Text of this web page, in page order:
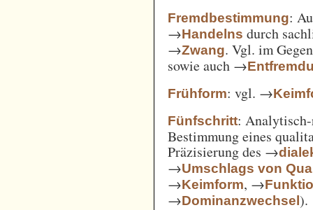
Fremdbestimmung:
→Handelns durch
→Zwang. Vgl. im
sowie auch →
Frühform: vgl. →
Fünfschritt:
Bestimmung eines
Präzisierung des →
→Umschlags von
→Keimform, →
→Dominanzwechsel).